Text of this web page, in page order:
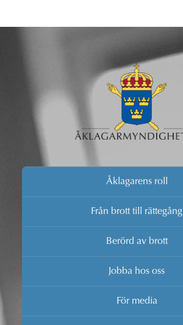
Åklagarens roll
Från brott till rättegång
Berörd av brott
Jobba hos oss
För media